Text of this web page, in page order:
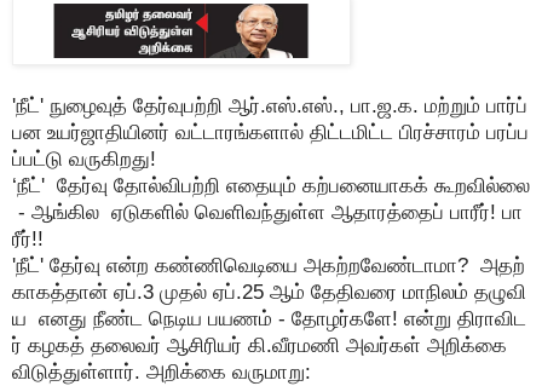
'நீட்' நுழைவுத் தேர்வுபற்றி ஆர்.எஸ்.எஸ்., பா.ஜ.க. மற்றும் பார்ப்
பன உயர்ஜாதியினர் வட்டாரங்களால் திட்டமிட்ட பிரச்சாரம் பரப்ப
ப்பட்டு வருகிறது!
‘நீட்' தேர்வு தோல்விபற்றி எதையும் கற்பனையாகக் கூறவில்லை
- ஆங்கில ஏடுகளில் வெளிவந்துள்ள ஆதாரத்தைப் பாரீர்! பா
ரீர்!!
'நீட்' தேர்வு என்ற கண்ணிவெடியை அகற்றவேண்டாமா? அதற்
காகத்தான் ஏப்.3 முதல் ஏப்.25 ஆம் தேதிவரை மாநிலம் தழுவி
ய எனது நீண்ட நெடிய பயணம் - தோழர்களே! என்று திராவிட
ர் கழகத் தலைவர் ஆசிரியர் கி.வீரமணி அவர்கள் அறிக்கை
விடுத்துள்ளார். அறிக்கை வருமாறு: